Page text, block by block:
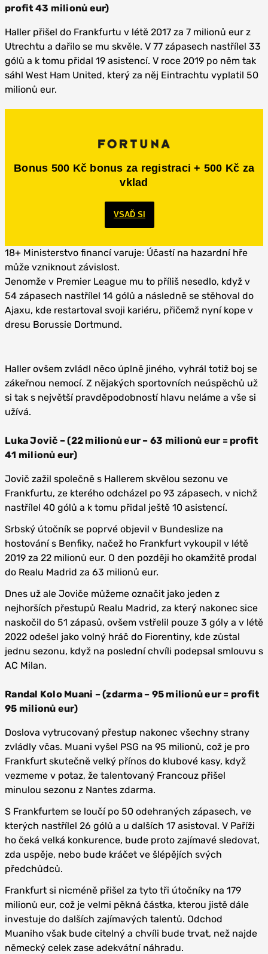
profit 43 milionů eur)
Haller přišel do Frankfurtu v létě 2017 za 7 milionů eur z
Utrechtu a dařilo se mu skvěle. V 77 zápasech nastřílel 33
gólů a k tomu přidal 19 asistencí. V roce 2019 po něm tak
sáhl West Ham United, který za něj Eintrachtu vyplatil 50
milionů eur.
Bonus 500 Kč bonus za registraci + 500 Kč za
vklad
VSAĎ SI
18+ Ministerstvo financí varuje: Účastí na hazardní hře
může vzniknout závislost.
Jenomže v Premier League mu to příliš nesedlo, když v
54 zápasech nastřílel 14 gólů a následně se stěhoval do
Ajaxu, kde restartoval svoji kariéru, přičemž nyní kope v
dresu Borussie Dortmund.
Haller ovšem zvládl něco úplně jiného, vyhrál totiž boj se
zákeřnou nemocí. Z nějakých sportovních neúspěchů už
si tak s největší pravděpodobností hlavu neláme a vše si
užívá.
Luka Jovič – (22 milionů eur – 63 milionů eur = profit
41 milionů eur)
Jovič zažil společně s Hallerem skvělou sezonu ve
Frankfurtu, ze kterého odcházel po 93 zápasech, v nichž
nastřílel 40 gólů a k tomu přidal ještě 10 asistencí.
Srbský útočník se poprvé objevil v Bundeslize na
hostování s Benfiky, načež ho Frankfurt vykoupil v létě
2019 za 22 milionů eur. O den později ho okamžitě prodal
do Realu Madrid za 63 milionů eur.
Dnes už ale Joviče můžeme označit jako jeden z
nejhorších přestupů Realu Madrid, za který nakonec sice
naskočil do 51 zápasů, ovšem vstřelil pouze 3 góly a v létě
2022 odešel jako volný hráč do Fiorentiny, kde zůstal
jednu sezonu, když na poslední chvíli podepsal smlouvu s
AC Milan.
Randal Kolo Muani – (zdarma – 95 milionů eur = profit
95 milionů eur)
Doslova vytrucovaný přestup nakonec všechny strany
zvládly včas. Muani vyšel PSG na 95 milionů, což je pro
Frankfurt skutečně velký přínos do klubové kasy, když
vezmeme v potaz, že talentovaný Francouz přišel
minulou sezonu z Nantes zdarma.
S Frankfurtem se loučí po 50 odehraných zápasech, ve
kterých nastřílel 26 gólů a u dalších 17 asistoval. V Paříži
ho čeká velká konkurence, bude proto zajímavé sledovat,
zda uspěje, nebo bude kráčet ve šlépějích svých
předchůdců.
Frankfurt si nicméně přišel za tyto tři útočníky na 179
milionů eur, což je velmi pěkná částka, kterou jistě dále
investuje do dalších zajímavých talentů. Odchod
Muaniho však bude citelný a chvíli bude trvat, než najde
německý celek zase adekvátní náhradu.